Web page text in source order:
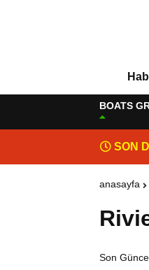
BOATS
SON
anasayfa
Son